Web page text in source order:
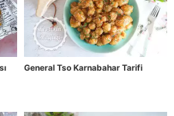
General Tso Karnabahar Tarifi